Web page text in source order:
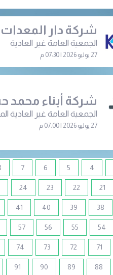
شركة دار المعدات
الجمعية العامة غير العادية
27 يوليو 2026 | 07:30 م
شركة أبناء محمد
الجمعية العامة غير
27 يوليو 2026 | 07:00 م
4
5
6
7
21
22
23
24
38
39
40
41
54
55
56
57
71
72
73
74
88
89
90
91